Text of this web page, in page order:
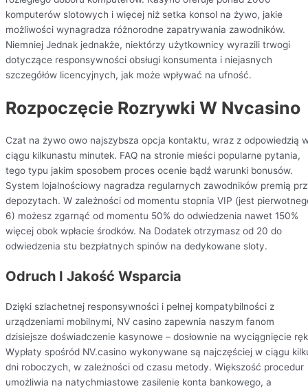
komputerów slotowych i więcej niż setka konsol na żywo, jakie
możliwości wynagradza różnorodne zapatrywania zawodników.
Niemniej Jednak jednakże, niektórzy użytkownicy wyrazili trwogi
dotyczące responsywności obsługi konsumenta i niejasnych
szczegółów licencyjnych, jak może wpływać na ufność.
Rоzросzęсіе Rozrywki W Nvсаsіnо
Czat na żywo owo najszybsza opcja kontaktu, wraz z odpowiedzią
ciągu kilkunastu minutek. FAQ na stronie mieści popularne pytania,
tego typu jakim sposobem proces ocenie bądź warunki bonusów.
System lojalnościowy nagradza regularnych zawodników premią
depozytach. W zależności od momentu stopnia VIP (jest
6) możesz zgarnąć od momentu 50% do odwiedzenia nawet 150%
więcej obok wpłacie środków. Na Dodatek otrzymasz od 20 do
odwiedzenia stu bezpłatnych spinów na dedykowane sloty.
Odruch I Jakość Wsparcia
Dzięki szlachetnej responsywności i pełnej kompatybilności z
urządzeniami mobilnymi, NV casino zapewnia naszym fanom
dzisiejsze doświadczenie kasynowe – dosłownie na wyciągnięcie
Wypłaty spośród NV.casino wykonywane są najczęściej w ciągu
dni roboczych, w zależności od czasu metody. Większość procedur
umożliwia na natychmiastowe zasilenie konta bankowego, a